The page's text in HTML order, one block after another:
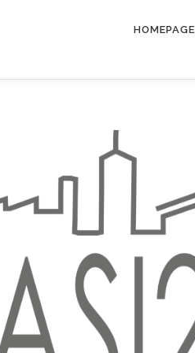
HOMEPAGE